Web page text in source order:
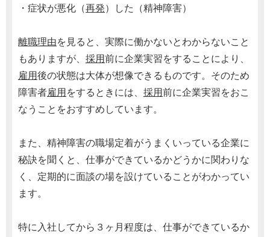
・症状が悪化（再発）した（精神障害）
離職理由を見ると、実際に働かないとわからないこと
もありますが、 採用前に企業実習をすることにより、
雇用後の状態は大体が想像できるものです。そのため
障害者雇用をするときには、 採用前に企業実習をおこ
なうことをおすすめしています。
また、精神障害の職場定着がうまくいっている企業に
秘訣を聞くと、仕事ができているかどうかに関わりな
く、定期的に面談の場を設けていることがわかってい
ます。
特に入社してから３ヶ月程度は、仕事ができているか